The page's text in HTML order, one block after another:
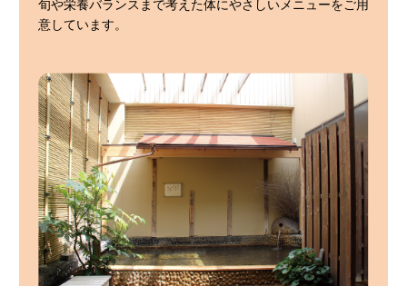
旬や栄養バランスまで考えた体にやさしいメニューをご用
意しています。